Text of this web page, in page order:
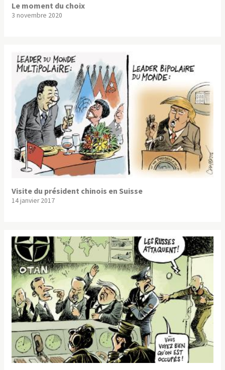
Le moment du choix
3 novembre 2020
Visite du président chinois en Suisse
14 janvier 2017